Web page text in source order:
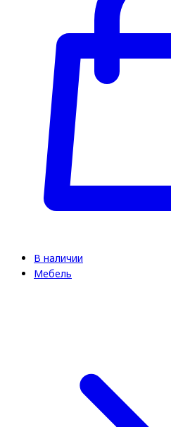
В наличии
Мебель